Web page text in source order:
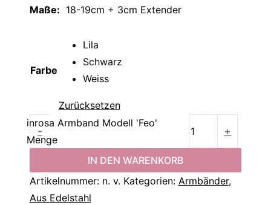
Maße: 18-19cm + 3cm Extender
Farbe
Zurücksetzen
-
inrosa Armband Modell 'Feo'
Menge
+
IN DEN WARENKORB
Artikelnummer: n. v. Kategorien: Armbänder,
Aus Edelstahl